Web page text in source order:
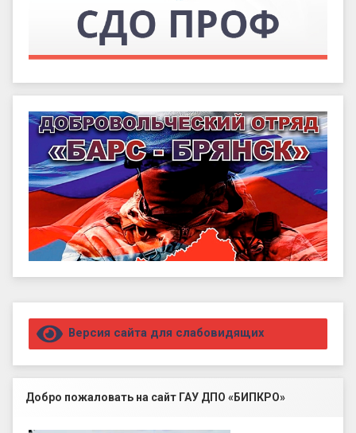
Правый сайдбар
Версия сайта для слабовидящих
Добро пожаловать на сайт ГАУ ДПО «БИПКРО»